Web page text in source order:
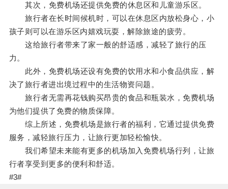
其次，免费机场还提供免费的休息区和儿童游乐区。
旅行者在长时间候机时，可以在休息区内放松身心，小
孩子则可以在游乐区内嬉戏玩耍，解除旅途的疲劳。
这给旅行者带来了家一般的舒适感，减轻了旅行的压
力。
此外，免费机场还设有免费的饮用水和小食品供应，解
决了旅行者进出境过程中的生活物资问题。
旅行者无需再花钱购买昂贵的食品和瓶装水，免费机场
为他们提供了免费的物质保障。
综上所述，免费机场是旅行者的福利，它通过提供免费
服务，减轻旅行压力，让旅行更加轻松愉快。
我们希望未来能有更多的机场加入免费机场行列，让旅
行者享受到更多的便利和舒适。
#3#